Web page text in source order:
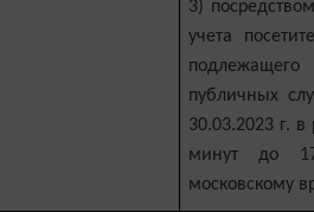
3)
учета
публичных
30.03.2023 г.
минут до
московскому